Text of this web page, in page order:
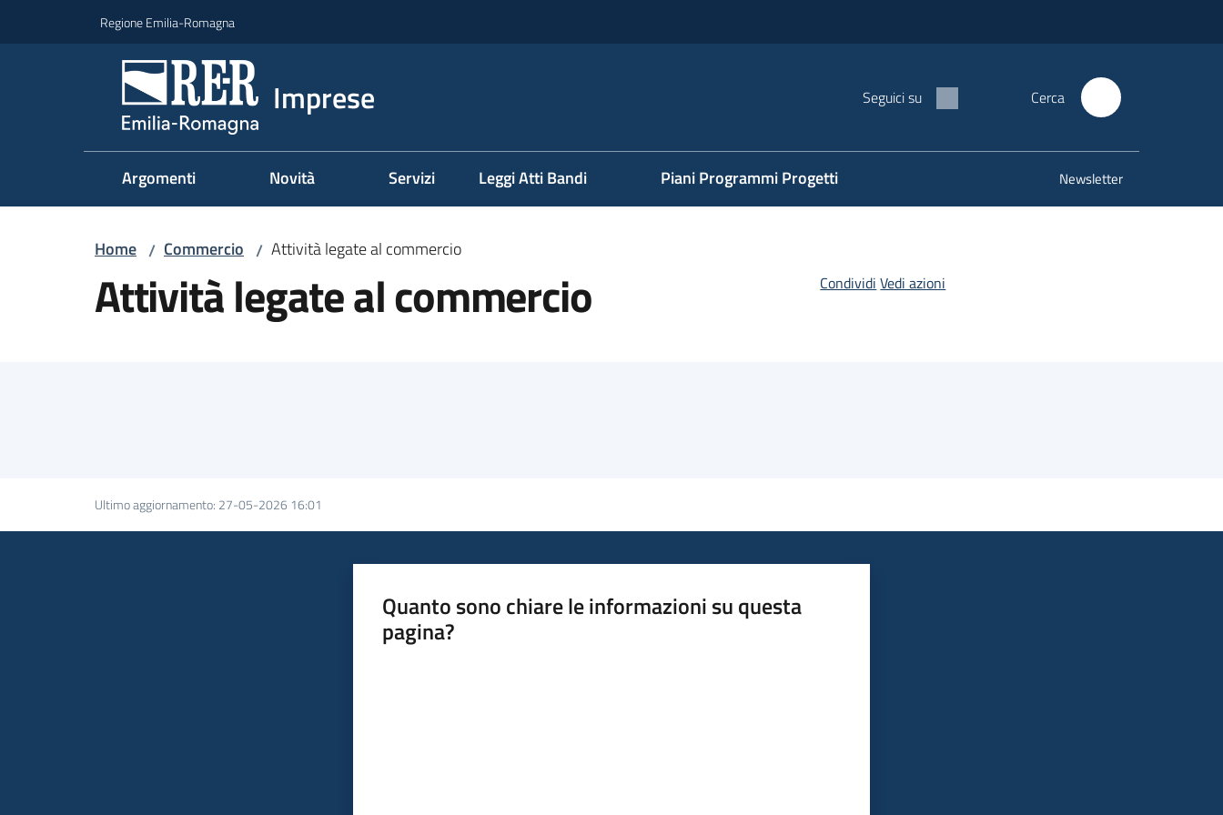
Regione Emilia-Romagna
Imprese Seguici su Cerca
Argomenti Novità Servizi Leggi Atti Bandi Piani Programmi Progetti Newsletter
Home / Commercio / Attività legate al commercio
Attività legate al commercio Condividi Vedi azioni
Ultimo aggiornamento: 27-05-2026 16:01
Quanto sono chiare le informazioni su questa
pagina?